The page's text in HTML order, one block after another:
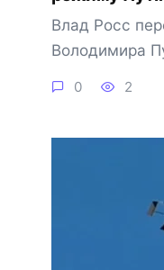
Влад Росс
Володимира
0 2